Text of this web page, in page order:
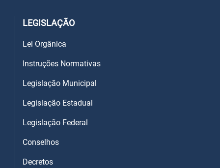
LEGISLAÇÃO
Lei Orgânica
Instruções Normativas
Legislação Municipal
Legislação Estadual
Legislação Federal
Conselhos
Decretos